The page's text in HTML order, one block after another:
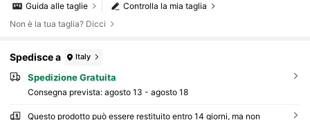
Controlla la mia taglia
Guida alle taglie
Non è la tua taglia? Dicci
Spedisce a Italy
Spedizione Gratuita
Consegna prevista: agosto 13 - agosto 18
Questo prodotto può essere restituito entro 14 giorni, ma non